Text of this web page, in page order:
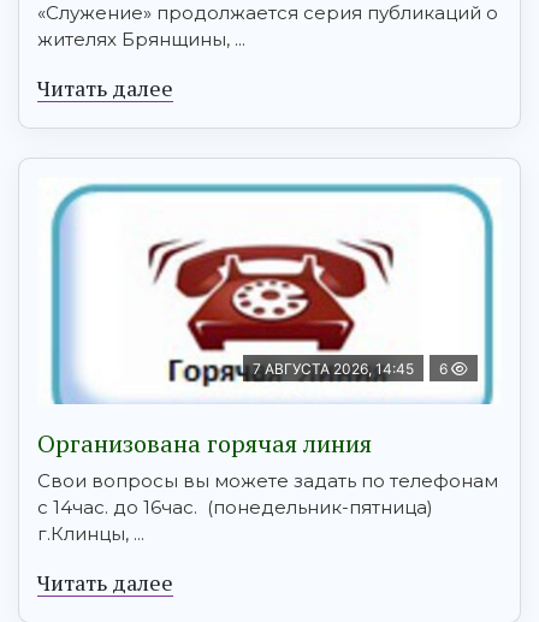
«Служение» продолжается серия публикаций о
жителях Брянщины, ...
Читать далее
7 АВГУСТА 2026, 14:45 6
Организована горячая линия
Свои вопросы вы можете задать по телефонам
с 14час. до 16час. (понедельник-пятница)
г.Клинцы, ...
Читать далее